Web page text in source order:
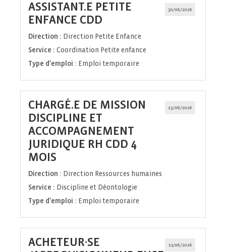
30/06/2026
ASSISTANT.E PETITE
ENFANCE CDD
fenêtre)
Direction : Direction Petite Enfance
Service : Coordination Petite enfance
Type d'emploi : Emploi temporaire
23/06/2026
CHARGÉ.E DE MISSION
DISCIPLINE ET
ACCOMPAGNEMENT
JURIDIQUE RH CDD 4
MOIS
fenêtre)
Direction : Direction Ressources humaines
Service : Discipline et Déontologie
Type d'emploi : Emploi temporaire
11/06/2026
ACHETEUR·SE